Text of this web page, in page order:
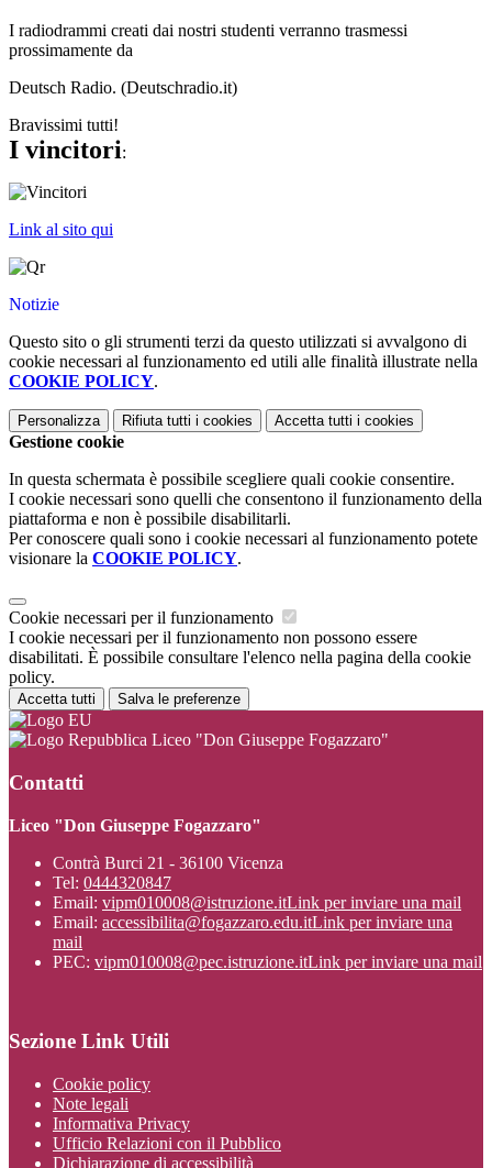
I radiodrammi creati dai nostri studenti verranno trasmessi
prossimamente da
Deutsch Radio. (Deutschradio.it)
Bravissimi tutti!
I vincitori:
Link al sito qui
Notizie
Questo sito o gli strumenti terzi da questo utilizzati si avvalgono di
cookie necessari al funzionamento ed utili alle finalità illustrate nella
COOKIE POLICY.
Personalizza Rifiuta tutti i cookies Accetta tutti i cookies
Gestione cookie
In questa schermata è possibile scegliere quali cookie consentire.
I cookie necessari sono quelli che consentono il funzionamento della
piattaforma e non è possibile disabilitarli.
Per conoscere quali sono i cookie necessari al funzionamento potete
visionare la COOKIE POLICY.
Cookie necessari per il funzionamento
I cookie necessari per il funzionamento non possono essere
disabilitati. È possibile consultare l'elenco nella pagina della cookie
policy.
Accetta tutti Salva le preferenze
Liceo "Don Giuseppe Fogazzaro"
Contatti
Liceo "Don Giuseppe Fogazzaro"
Contrà Burci 21 - 36100 Vicenza
Tel: 0444320847
Email: vipm010008@istruzione.itLink per inviare una mail
Email: accessibilita@fogazzaro.edu.itLink per inviare una
mail
PEC: vipm010008@pec.istruzione.itLink per inviare una mail
Sezione Link Utili
Cookie policy
Note legali
Informativa Privacy
Ufficio Relazioni con il Pubblico
Dichiarazione di accessibilità